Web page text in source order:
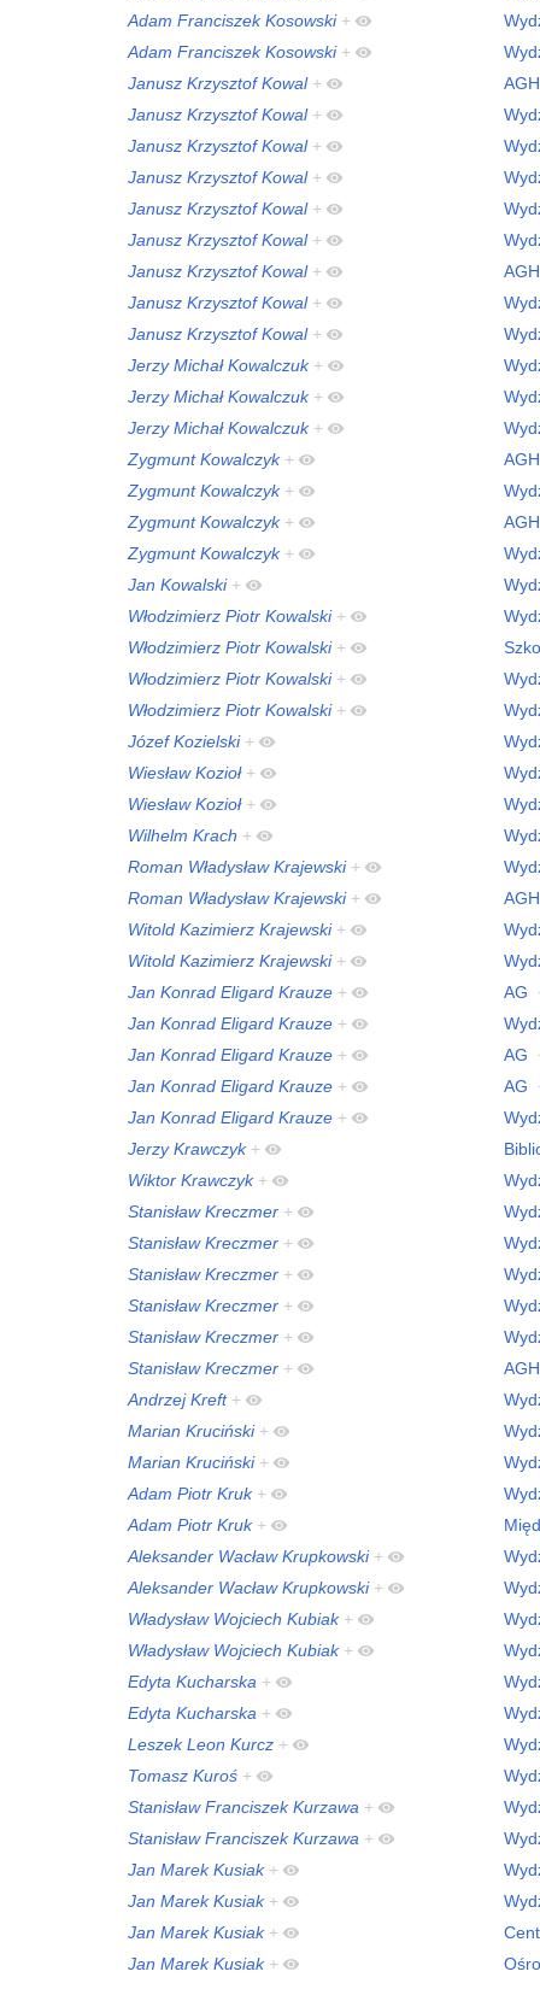
Adam Franciszek Kosowski +
Adam Franciszek Kosowski +
Janusz Krzysztof Kowal +
AGH
Janusz Krzysztof Kowal +
Janusz Krzysztof Kowal +
Janusz Krzysztof Kowal +
Janusz Krzysztof Kowal +
Janusz Krzysztof Kowal +
Janusz Krzysztof Kowal +
AGH
Janusz Krzysztof Kowal +
Janusz Krzysztof Kowal +
Jerzy Michał Kowalczuk +
Jerzy Michał Kowalczuk +
Jerzy Michał Kowalczuk +
Zygmunt Kowalczyk +
AGH
Zygmunt Kowalczyk +
Zygmunt Kowalczyk +
AGH
Zygmunt Kowalczyk +
Jan Kowalski +
Włodzimierz Piotr Kowalski +
Włodzimierz Piotr Kowalski +
Włodzimierz Piotr Kowalski +
Włodzimierz Piotr Kowalski +
Józef Kozielski +
Wiesław Kozioł +
Wiesław Kozioł +
Wilhelm Krach +
Roman Władysław Krajewski +
Roman Władysław Krajewski +
AGH
Witold Kazimierz Krajewski +
Witold Kazimierz Krajewski +
Jan Konrad Eligard Krauze + AG
Jan Konrad Eligard Krauze +
Jan Konrad Eligard Krauze + AG
Jan Konrad Eligard Krauze + AG
Jan Konrad Eligard Krauze +
Jerzy Krawczyk +
Wiktor Krawczyk +
Stanisław Kreczmer +
Stanisław Kreczmer +
Stanisław Kreczmer +
Stanisław Kreczmer +
Stanisław Kreczmer +
Stanisław Kreczmer +
AGH
Andrzej Kreft +
Marian Kruciński +
Marian Kruciński +
Adam Piotr Kruk +
Adam Piotr Kruk +
Aleksander Wacław Krupkowski +
Aleksander Wacław Krupkowski +
Władysław Wojciech Kubiak +
Władysław Wojciech Kubiak +
Edyta Kucharska +
Edyta Kucharska +
Leszek Leon Kurcz +
Tomasz Kuroś +
Stanisław Franciszek Kurzawa +
Stanisław Franciszek Kurzawa +
Jan Marek Kusiak +
Jan Marek Kusiak +
Jan Marek Kusiak +
Jan Marek Kusiak +